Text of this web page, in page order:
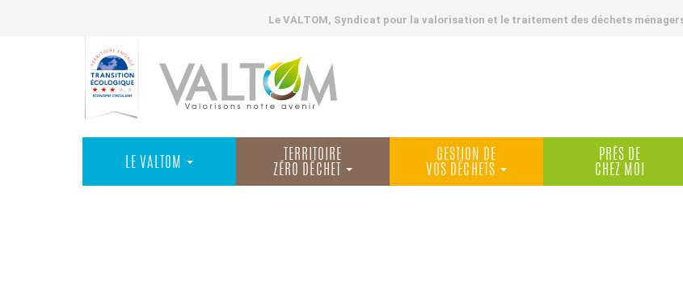
Le VALTOM, Syndicat pour la valorisation et le traitement des déchets
LE VALTOM
TERRITOIRE
ZÉRO DÉCHET
GESTION DE
VOS DÉCHETS
PRÈS DE
CHEZ MOI